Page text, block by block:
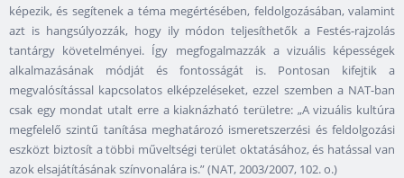
képezik, és segítenek a téma megértésében, feldolgozásában, valamint
azt is hangsúlyozzák, hogy ily módon teljesíthetők a Festés-rajzolás
tantárgy követelményei. Így megfogalmazzák a vizuális képességek
alkalmazásának módját és fontosságát is. Pontosan kifejtik a
megvalósítással kapcsolatos elképzeléseket, ezzel szemben a NAT-ban
csak egy mondat utalt erre a kiaknázható területre: „A vizuális kultúra
megfelelő szintű tanítása meghatározó ismeretszerzési és feldolgozási
eszközt biztosít a többi műveltségi terület oktatásához, és hatással van
azok elsajátításának színvonalára is.” (NAT, 2003/2007, 102. o.)